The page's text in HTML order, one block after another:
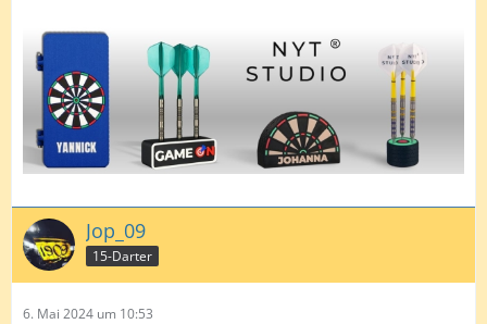
Jop_09
15-Darter
6. Mai 2024 um 10:53